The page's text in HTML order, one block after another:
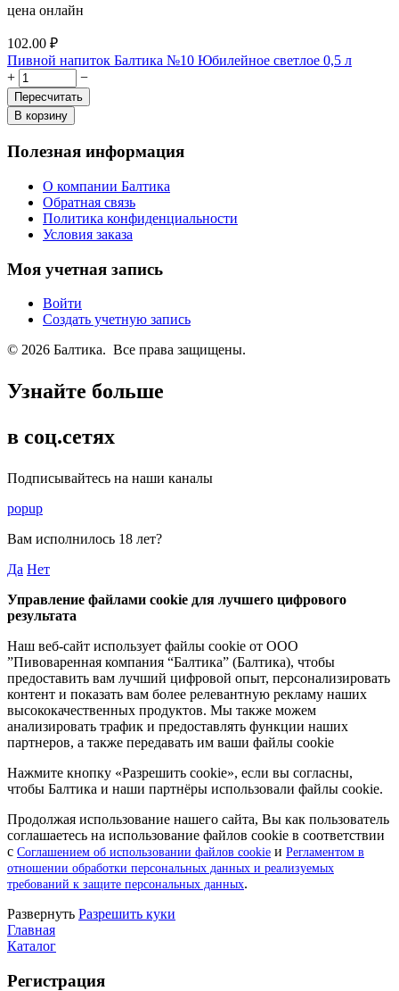
цена онлайн
102.00 ₽
Пивной напиток Балтика №10 Юбилейное светлое 0,5 л
+
−
Пересчитать
В корзину
Полезная информация
О компании Балтика
Обратная связь
Политика конфиденциальности
Условия заказа
Моя учетная запись
Войти
Создать учетную запись
© 2026 Балтика. Все права защищены.
Узнайте больше
в соц.сетях
Подписывайтесь на наши каналы
popup
Вам исполнилось 18 лет?
Да Нет
Управление файлами cookie для лучшего цифрового
результата
Наш веб-сайт использует файлы cookie от ООО
”Пивоваренная компания “Балтика” (Балтика), чтобы
предоставить вам лучший цифровой опыт, персонализировать
контент и показать вам более релевантную рекламу наших
высококачественных продуктов. Мы также можем
анализировать трафик и предоставлять функции наших
партнеров, а также передавать им ваши файлы cookie
Нажмите кнопку «Разрешить cookie», если вы согласны,
чтобы Балтика и наши партнёры использовали файлы cookie.
Продолжая использование нашего сайта, Вы как пользователь
соглашаетесь на использование файлов cookie в соответствии
с Соглашением об использовании файлов cookie и Регламентом в
отношении обработки персональных данных и реализуемых
требований к защите персональных данных.
Pазвернуть Разрешить куки
Главная
Каталог
Регистрация